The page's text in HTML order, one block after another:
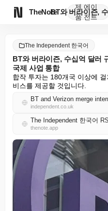
TheNote
제
품
에이
전트
The Independent 한국어
BT와 버라이즌, 수십억 달러
국제 사업 통합
합작 투자는 180개국 이상에
비스를 제공할 것입니다.
independent.co.uk
The Independent 한국어
thenote.app